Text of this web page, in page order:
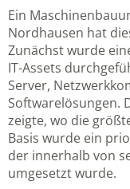
Ein
Nordhausen hat
Zunächst wurde
IT-Assets
Server,
Softwarelösungen.
zeigte, wo die
Basis wurde ein
der innerhalb von
umgesetzt wurde.